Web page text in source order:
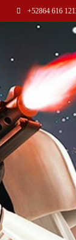
+52864 616